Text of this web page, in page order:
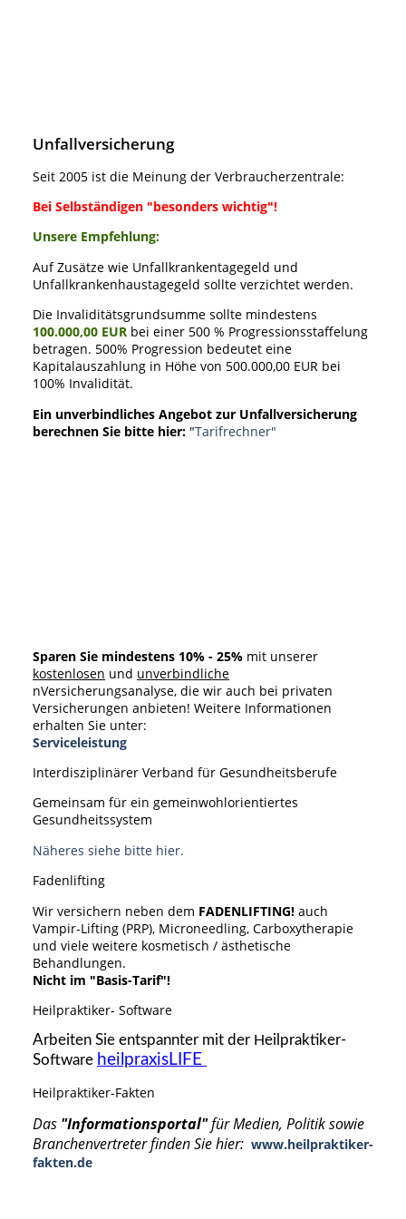
Unfallversicherung
Seit 2005 ist die Meinung der Verbraucherzentrale:
Bei Selbständigen "besonders wichtig"!
Unsere Empfehlung:
Auf Zusätze wie Unfallkrankentagegeld und
Unfallkrankenhaustagegeld sollte verzichtet werden.
Die Invaliditätsgrundsumme sollte mindestens
100.000,00 EURbei einer 500 % Progressionsstaffelung
betragen. 500% Progression bedeutet eine
Kapitalauszahlung in Höhe von 500.000,00 EUR bei
100% Invalidität.
Ein unverbindliches Angebot zur Unfallversicherung
berechnen Sie bitte hier: "Tarifrechner"
Sparen Sie mindestens 10% - 25%mit unserer
kostenlosen und unverbindliche
nVersicherungsanalyse, die wir auch bei privaten
Versicherungen anbieten! Weitere Informationen
erhalten Sie unter:
Serviceleistung
Interdisziplinärer Verband für Gesundheitsberufe
Gemeinsam für ein gemeinwohlorientiertes
Gesundheitssystem
Näheres siehe bitte hier.
Fadenlifting
Wir versichern neben dem FADENLIFTING!auch
Vampir-Lifting (PRP), Microneedling, Carboxytherapie
und viele weitere kosmetisch / ästhetische
Behandlungen.
Nicht im "Basis-Tarif"!
Heilpraktiker- Software
Arbeiten Sie entspannter mit derHeilpraktiker-
Software heilpraxisLIFE
Heilpraktiker-Fakten
Das "Informationsportal"für Medien, Politik sowie
Branchenvertreter finden Sie hier: www.heilpraktiker-
fakten.de